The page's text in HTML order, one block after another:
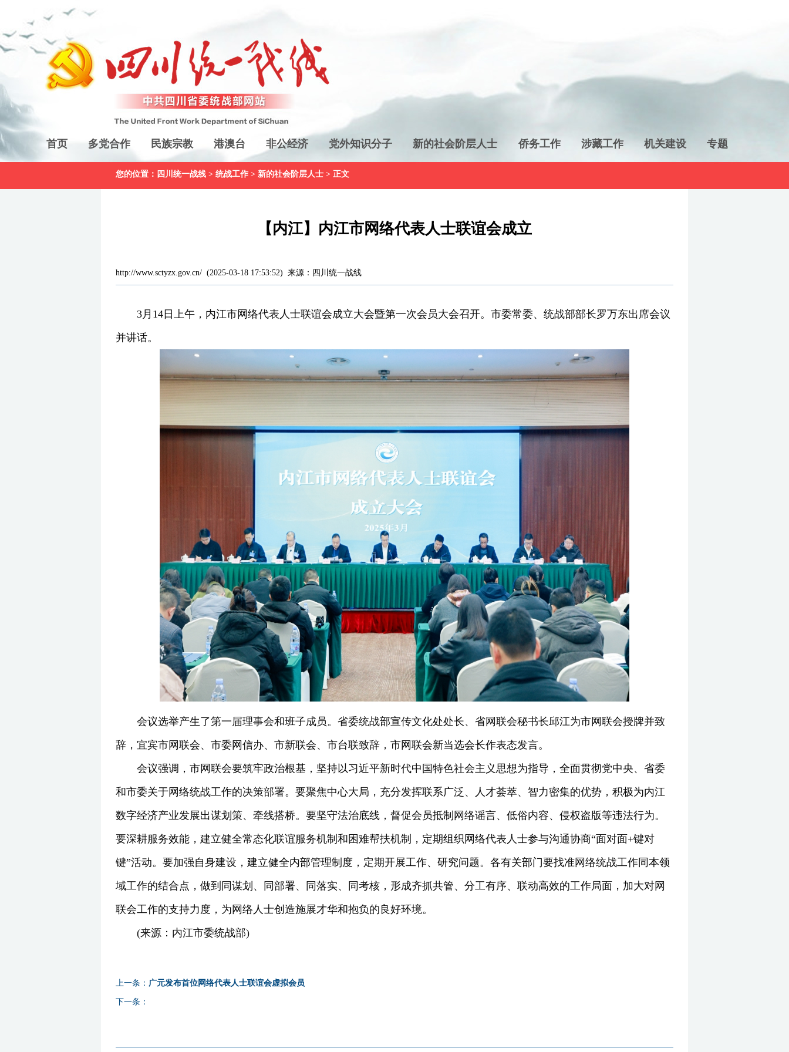
首页 多党合作 民族宗教 港澳台 非公经济 党外知识分子 新的社会阶层人士 侨务工作 涉藏工作 机关建设 专题
您的位置： 四川统一战线 > 统战工作 > 新的社会阶层人士 > 正文
【内江】内江市网络代表人士联谊会成立
http://www.sctyzx.gov.cn/ (2025-03-18 17:53:52) 来源： 四川统一战线
3月14日上午，内江市网络代表人士联谊会成立大会暨第一次会员大会召开。市委常委、统战部部长罗万东出席会议
并讲话。
会议选举产生了第一届理事会和班子成员。省委统战部宣传文化处处长、省网联会秘书长邱江为市网联会授牌并致
辞，宜宾市网联会、市委网信办、市新联会、市台联致辞，市网联会新当选会长作表态发言。
会议强调，市网联会要筑牢政治根基，坚持以习近平新时代中国特色社会主义思想为指导，全面贯彻党中央、省委
和市委关于网络统战工作的决策部署。要聚焦中心大局，充分发挥联系广泛、人才荟萃、智力密集的优势，积极为内江
数字经济产业发展出谋划策、牵线搭桥。要坚守法治底线，督促会员抵制网络谣言、低俗内容、侵权盗版等违法行为。
要深耕服务效能，建立健全常态化联谊服务机制和困难帮扶机制，定期组织网络代表人士参与沟通协商“面对面+键对
键”活动。要加强自身建设，建立健全内部管理制度，定期开展工作、研究问题。各有关部门要找准网络统战工作同本领
域工作的结合点，做到同谋划、同部署、同落实、同考核，形成齐抓共管、分工有序、联动高效的工作局面，加大对网
联会工作的支持力度，为网络人士创造施展才华和抱负的良好环境。
(来源：内江市委统战部)
上一条： 广元发布首位网络代表人士联谊会虚拟会员
下一条：